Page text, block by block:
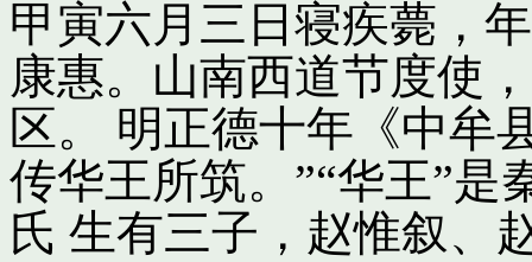
甲寅六月三日寝疾薨，
康惠。山南西道节度使
区。 明正德十年《中牟
传华王所筑。”“华王”是
氏 生有三子，赵惟叙、